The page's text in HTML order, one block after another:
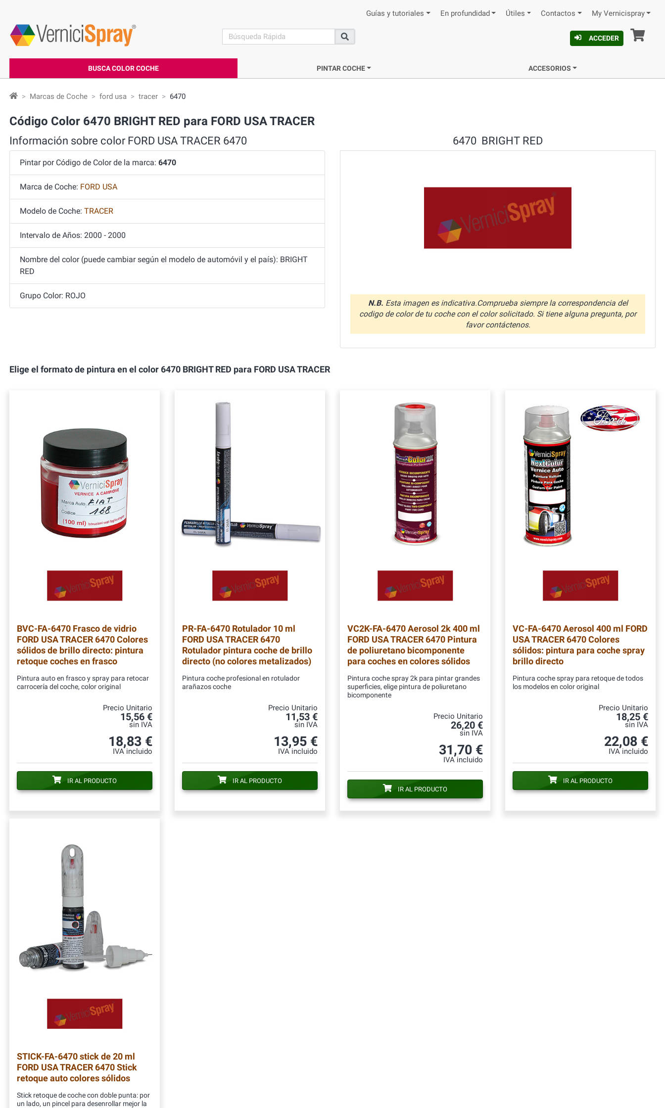
Guías y tutoriales En profundidad Útiles Contactos My Vernicispray
search
Buscar
ACCEDER
BUSCA COLOR COCHE PINTAR COCHE ACCESORIOS
Marcas de Coche ford usa tracer 6470
Código Color 6470 BRIGHT RED para FORD USA TRACER
Información sobre color FORD USA TRACER 6470
Pintar por Código de Color de la marca: 6470
Marca de Coche: FORD USA
Modelo de Coche: TRACER
Intervalo de Años: 2000 - 2000
Nombre del color (puede cambiar según el modelo de automóvil y el país): BRIGHT
RED
Grupo Color: ROJO
6470 BRIGHT RED
N.B. Esta imagen es indicativa.Comprueba siempre la correspondencia del
codigo de color de tu coche con el color solicitado. Si tiene alguna pregunta, por
favor contáctenos.
Elige el formato de pintura en el color 6470 BRIGHT RED para FORD USA TRACER
BVC-FA-6470 Frasco de vidrio
FORD USA TRACER 6470 Colores
sólidos de brillo directo: pintura
retoque coches en frasco
Pintura auto en frasco y spray para retocar
carrocería del coche, color original
Precio Unitario
15,56 €
sin IVA
18,83 €
IVA incluido
IR AL PRODUCTO
PR-FA-6470 Rotulador 10 ml
FORD USA TRACER 6470
Rotulador pintura coche de brillo
directo (no colores metalizados)
Pintura coche profesional en rotulador
arañazos coche
Precio Unitario
11,53 €
sin IVA
13,95 €
IVA incluido
IR AL PRODUCTO
VC2K-FA-6470Aerosol 2k 400 ml
FORD USA TRACER 6470 Pintura
de poliuretano bicomponente
para coches en colores sólidos
Pintura coche spray 2k para pintar grandes
superficies, elige pintura de poliuretano
bicomponente
Precio Unitario
26,20 €
sin IVA
31,70 €
IVA incluido
IR AL PRODUCTO
VC-FA-6470Aerosol 400 ml FORD
USA TRACER 6470 Colores
sólidos: pintura para coche spray
brillo directo
Pintura coche spray para retoque de todos
los modelos en color original
Precio Unitario
18,25 €
sin IVA
22,08 €
IVA incluido
IR AL PRODUCTO
STICK-FA-6470stick de 20 ml
FORD USA TRACER 6470 Stick
retoque auto colores sólidos
Stick retoque de coche con doble punta: por
un lado, un pincel para desenrollar mejor la